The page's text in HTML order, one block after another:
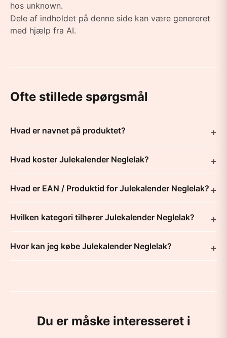
hos unknown.
Dele af indholdet på denne side kan være genereret
med hjælp fra AI.
Ofte stillede spørgsmål
Hvad er navnet på produktet?
Hvad koster Julekalender Neglelak?
Hvad er EAN / Produktid for Julekalender Neglelak?
Hvilken kategori tilhører Julekalender Neglelak?
Hvor kan jeg købe Julekalender Neglelak?
Du er måske interesseret i